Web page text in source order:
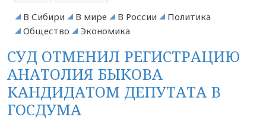
В Сибири В мире В России
Политика
Общество
Экономика
СУД ОТМЕНИЛ РЕГИСТРАЦИЮ
АНАТОЛИЯ БЫКОВА
КАНДИДАТОМ ДЕПУТАТА В
ГОСДУМА